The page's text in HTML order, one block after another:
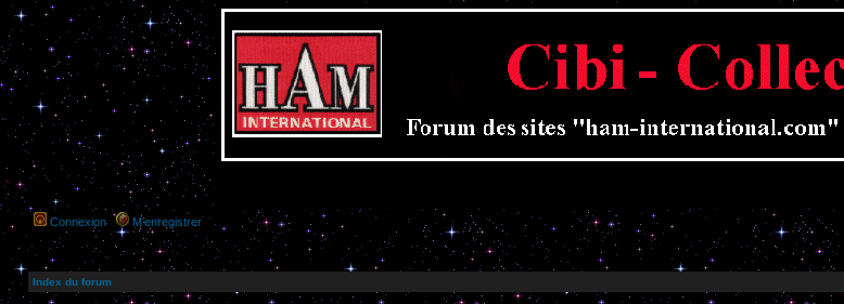
Connexion M’enregistrer
Index du forum